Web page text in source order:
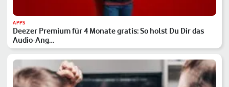
APPS
Deezer Premium für 4 Monate gratis: So holst Du Dir das
Audio-Ang…